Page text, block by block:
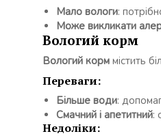
Мало вологи:
Може викликати
Вологий корм
Вологий корм містить
Переваги:
Більше води:
Смачний і апетитний:
Недоліки: